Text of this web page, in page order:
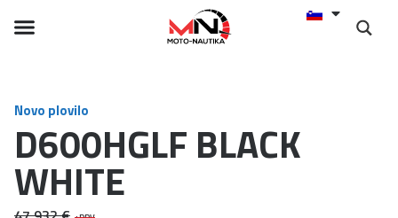
Novo plovilo
D600HGLF BLACK
WHITE